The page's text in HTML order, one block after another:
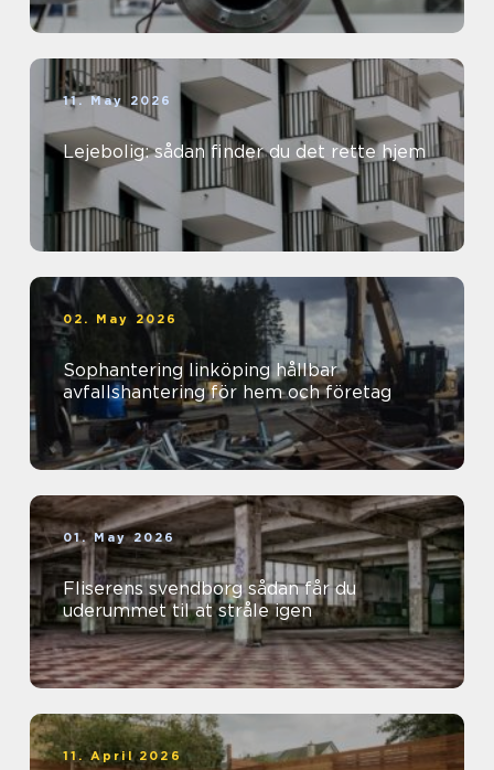
11. May 2026
Lejebolig: sådan finder du det rette hjem
02. May 2026
Sophantering linköping hållbar
avfallshantering för hem och företag
01. May 2026
Fliserens svendborg sådan får du
uderummet til at stråle igen
11. April 2026